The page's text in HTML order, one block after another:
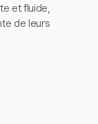
et fluide,
de leurs